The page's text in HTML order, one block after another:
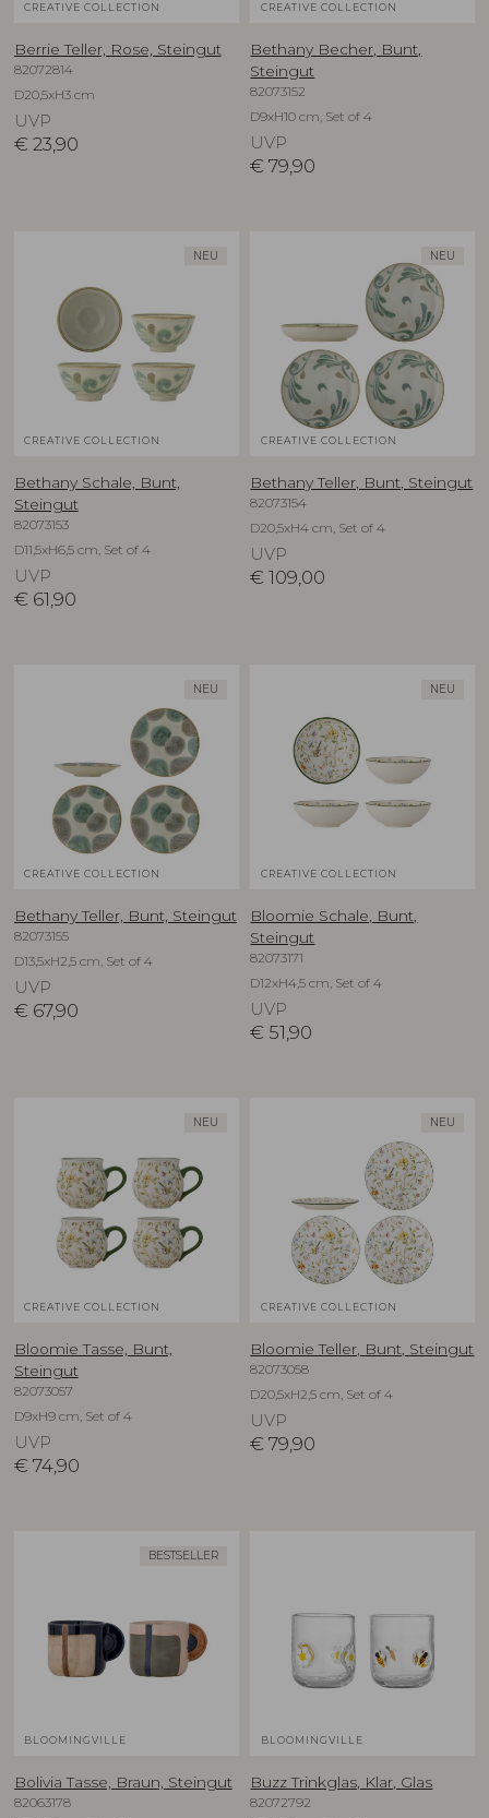
CREATIVE COLLECTION
Berrie Teller, Rose, Steingut
82072814
D20,5xH3 cm
UVP
€ 23,90
CREATIVE COLLECTION
Bethany Becher, Bunt,
Steingut
82073152
D9xH10 cm, Set of 4
UVP
€ 79,90
NEU
CREATIVE COLLECTION
Bethany Schale, Bunt,
Steingut
82073153
D11,5xH6,5 cm, Set of 4
UVP
€ 61,90
NEU
CREATIVE COLLECTION
Bethany Teller, Bunt, Steingut
82073154
D20,5xH4 cm, Set of 4
UVP
€ 109,00
NEU
CREATIVE COLLECTION
Bethany Teller, Bunt, Steingut
82073155
D13,5xH2,5 cm, Set of 4
UVP
€ 67,90
NEU
CREATIVE COLLECTION
Bloomie Schale, Bunt,
Steingut
82073171
D12xH4,5 cm, Set of 4
UVP
€ 51,90
NEU
CREATIVE COLLECTION
Bloomie Tasse, Bunt,
Steingut
82073057
D9xH9 cm, Set of 4
UVP
€ 74,90
NEU
CREATIVE COLLECTION
Bloomie Teller, Bunt, Steingut
82073058
D20,5xH2,5 cm, Set of 4
UVP
€ 79,90
BESTSELLER
BLOOMINGVILLE
Bolivia Tasse, Braun, Steingut
82063178
BLOOMINGVILLE
Buzz Trinkglas, Klar, Glas
82072792